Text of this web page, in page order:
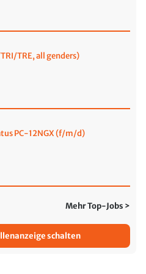
TRE, all genders)
PC-12NGX (f/m/d)
Mehr Top-Jobs >
schalten